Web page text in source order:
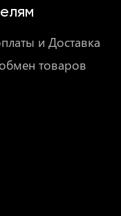
и Доставка
товаров